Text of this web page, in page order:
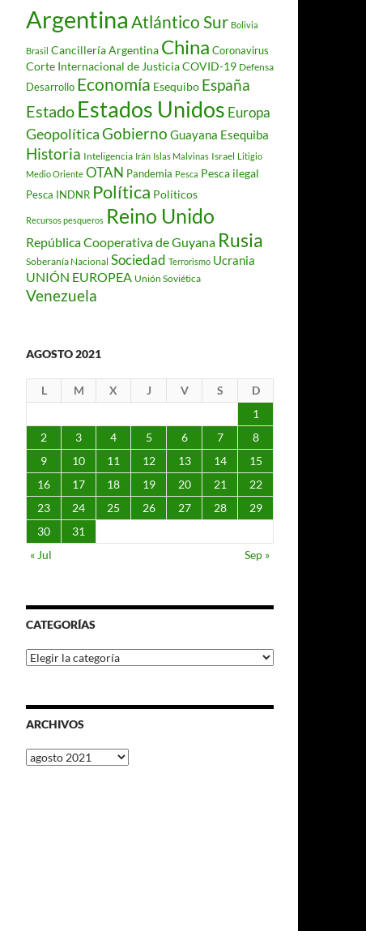
Argentina Atlántico Sur Bolivia
Brasil Cancillería Argentina China Coronavirus
Corte Internacional de JusticiaCOVID-19 Defensa
Desarrollo Economía Esequibo España
Estado Estados Unidos Europa
GeopolíticaGobierno Guayana Esequiba
Historia Inteligencia Irán Islas Malvinas Israel Litigio
Medio Oriente OTAN Pandemia Pesca Pesca ilegal
Pesca INDNR Política Políticos
Recursos pesqueros Reino Unido
República Cooperativa de Guyana Rusia
Soberanía Nacional Sociedad Terrorismo Ucrania
UNIÓN EUROPEA Unión Soviética
Venezuela
AGOSTO 2021
L M X J V S
D
1
2
3 4 5 6 7
8
9
10 11 12 13 14
15
16
17 18 19 20 21
22
23
24 25 26 27 28
29
30
31
« Jul
Sep »
CATEGORÍAS
Categorías
ARCHIVOS
Archivos